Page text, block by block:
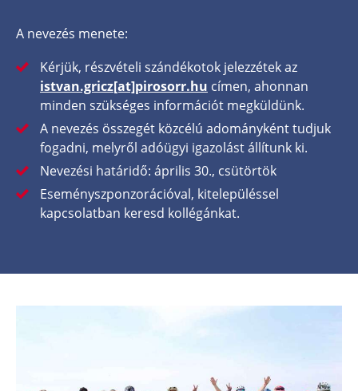
A nevezés menete:
Kérjük, részvételi szándékotok jelezzétek az
istvan.gricz[at]pirosorr.hu címen, ahonnan
minden szükséges információt megküldünk.
A nevezés összegét közcélú adományként tudjuk
fogadni, melyről adóügyi igazolást állítunk ki.
Nevezési határidő: április 30., csütörtök
Eseményszponzorációval, kitelepüléssel
kapcsolatban keresd kollégánkat.